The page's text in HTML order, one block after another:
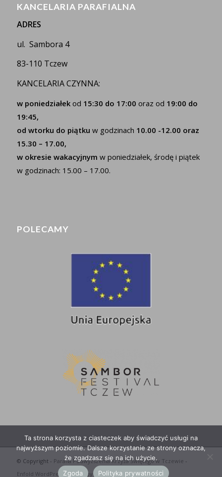
KANCELARIA PARAFIALNA
ADRES
ul. Sambora 4
83-110 Tczew
KANCELARIA CZYNNA:
w poniedziałekod 15:30 do 17:00 oraz od 19:00 do
19:45,
od wtorku do piątku w godzinach 10.00 -12.00 oraz
15.30 – 17.00,
w okresie wakacyjnym w poniedziałek, środę i piątek
w godzinach: 15.00 – 17.00.
POLECAMY
© Copyright - Parafia Podwyższenia Krzyża Świętego w Tczewie -
Enfold WordPress Theme by Kriesi
Ta strona korzysta z ciasteczek aby świadczyć usługi na
najwyższym poziomie. Dalsze korzystanie ze strony oznacza,
że zgadzasz się na ich użycie.
Zgoda
Polityka prywatności